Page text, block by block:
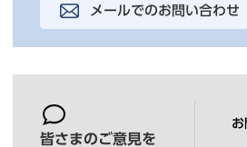
メールでのお問い合わせ
皆さまのご意見を
お